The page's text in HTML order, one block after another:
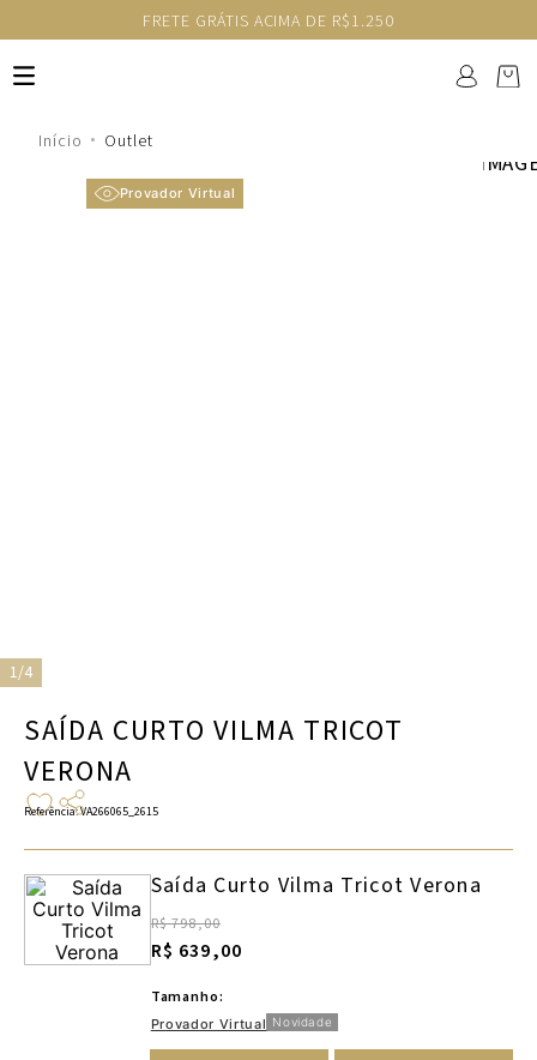
ACIMA DE R$1.250 GANHE 10% NA
Outlet
Provador Virtual
1/4
SAÍDA CURTO VILMA TRICOT
VERONA
Referência:VA266065_2615
Saída Curto Vilma Tricot Verona
R$ 798,00
R$ 639,00
Tamanho:
Provador Virtual Novidade